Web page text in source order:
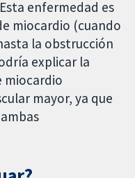
enfermedad es
miocardio (cuando
la obstrucción
explicar la
miocardio
mayor, ya que